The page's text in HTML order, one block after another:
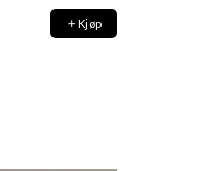
Kjøp